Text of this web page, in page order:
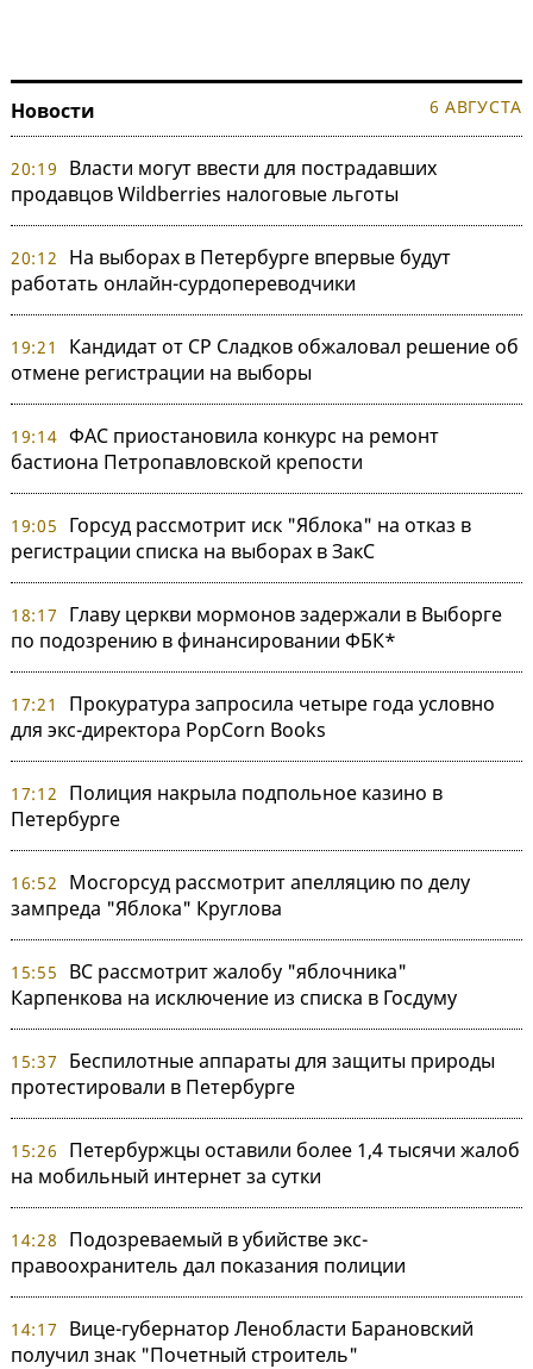
Новости 6 АВГУСТА
20:19
Власти могут ввести для пострадавших
продавцов Wildberries налоговые льготы
20:12
На выборах в Петербурге впервые будут
работать онлайн-сурдопереводчики
19:21
Кандидат от СР Сладков обжаловал решение об
отмене регистрации на выборы
19:14 ФАС приостановила конкурс на ремонт
бастиона Петропавловской крепости
19:05
Горсуд рассмотрит иск "Яблока" на отказ в
регистрации списка на выборах в ЗакС
18:17
Главу церкви мормонов задержали в Выборге
по подозрению в финансировании ФБК*
17:21
Прокуратура запросила четыре года условно
для экс-директора PopCorn Books
17:12
Полиция накрыла подпольное казино в
Петербурге
16:52
Мосгорсуд рассмотрит апелляцию по делу
зампреда "Яблока" Круглова
15:55
ВС рассмотрит жалобу "яблочника"
Карпенкова на исключение из списка в Госдуму
15:37
Беспилотные аппараты для защиты природы
протестировали в Петербурге
15:26
Петербуржцы оставили более 1,4 тысячи жалоб
на мобильный интернет за сутки
14:28
Подозреваемый в убийстве экс-
правоохранитель дал показания полиции
14:17
Вице-губернатор Ленобласти Барановский
получил знак "Почетный строитель"